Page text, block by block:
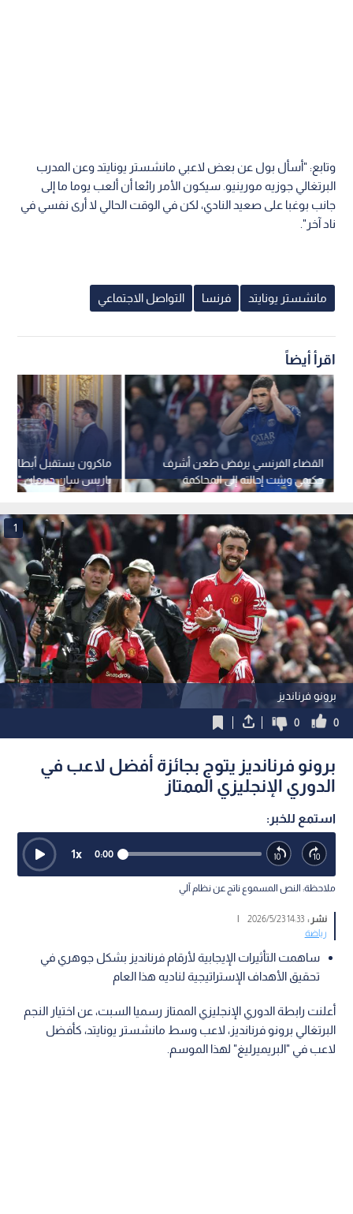
وتابع: "أسأل بول عن بعض لاعبي مانشستر يونايتد وعن المدرب
البرتغالي جوزيه مورينيو. سيكون الأمر رائعا أن ألعب يوما ما إلى
جانب بوغبا على صعيد النادي، لكن في الوقت الحالي لا أرى نفسي في
ناد آخر".
مانشستر يونايتد فرنسا التواصل الاجتماعي
اقرأ أيضاً
ماكرون يستقبل أبطال
باريس سان جيرمان
وشغب الشوارع "غير
القضاء الفرنسي يرفض طعن أشرف
حكيمي ويثبت إحالته إلى المحاكمة
بتهمة الاغتصاب
برونو فرنانديز
1
0
0
برونو فرنانديز يتوج بجائزة أفضل لاعب في
الدوري الإنجليزي الممتاز
استمع للخبر:
0:00
1x
ملاحظة: النص المسموع ناتج عن نظام آلي
نشر :14:33 2026/5/23
|
رياضة
ساهمت التأثيرات الإيجابية لأرقام فرنانديز بشكل جوهري في
تحقيق الأهداف الإستراتيجية لناديه هذا العام
أعلنت رابطة الدوري الإنجليزي الممتاز رسميا السبت، عن اختيار النجم
البرتغالي برونو فرنانديز، لاعب وسط مانشستر يونايتد، كأفضل
لاعب في "البريميرليغ" لهذا الموسم.